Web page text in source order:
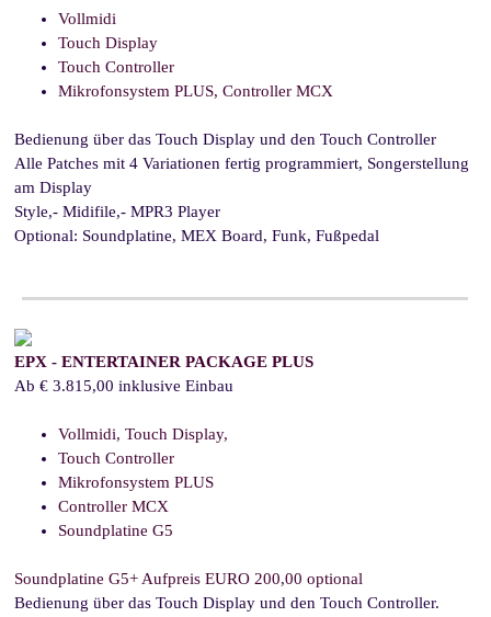
Vollmidi
Touch Display
Touch Controller
Mikrofonsystem PLUS, Controller MCX
Bedienung über das Touch Display und den Touch Controller
Alle Patches mit 4 Variationen fertig programmiert, Songerstellung
am Display
Style,- Midifile,- MPR3 Player
Optional: Soundplatine, MEX Board, Funk, Fußpedal
EPX - ENTERTAINER PACKAGE PLUS
Ab € 3.815,00 inklusive Einbau
Vollmidi, Touch Display,
Touch Controller
Mikrofonsystem PLUS
Controller MCX
Soundplatine G5
Soundplatine G5+ Aufpreis EURO 200,00 optional
Bedienung über das Touch Display und den Touch Controller.